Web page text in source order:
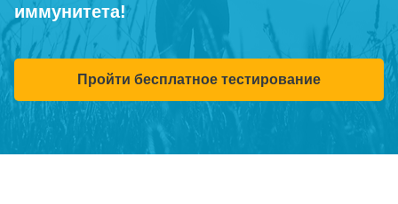
иммунитета!
Пройти бесплатное тестирование